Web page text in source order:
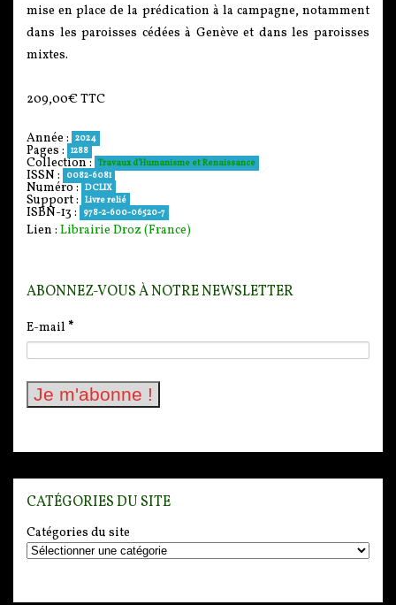
mise en place de la prédication à la campagne, notamment
dans les paroisses cédées à Genève et dans les paroisses
mixtes.
209,00€ TTC
Année : 2024
Pages : 1288
Collection : Travaux d’Humanisme et Renaissance
ISSN : 0082-6081
Numéro : DCLIX
Support : Livre relié
ISBN-13 : 978-2-600-06520-7
Lien : Librairie Droz (France)
ABONNEZ-VOUS À NOTRE NEWSLETTER
E-mail *
CATÉGORIES DU SITE
Catégories du site